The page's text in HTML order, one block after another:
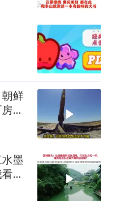
鲜
，
墨
见